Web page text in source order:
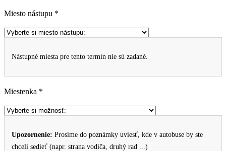
Miesto nástupu *
Nástupné miesta pre tento termín nie sú zadané.
Miestenka *
Upozornenie: Prosíme do poznámky uviesť, kde v autobuse by ste
chceli sedieť (napr. strana vodiča, druhý rad ...)